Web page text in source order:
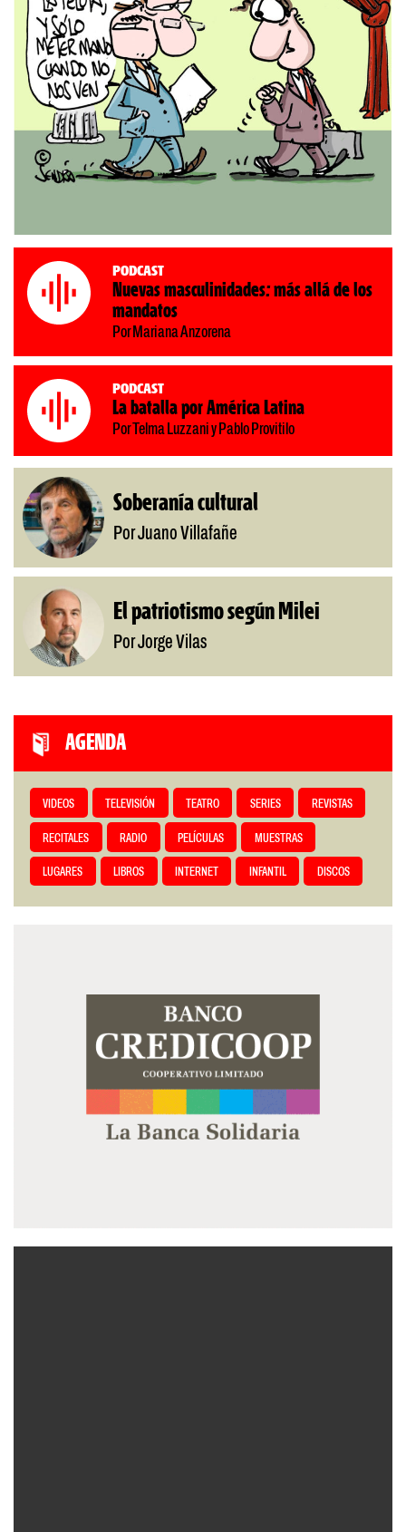
Podcast
Nuevas masculinidades: más allá de los
mandatos
Por Mariana Anzorena
Podcast
La batalla por América Latina
Por Telma Luzzani y Pablo Provitilo
Soberanía cultural
Por Juano Villafañe
El patriotismo según Milei
Por Jorge Vilas
AGENDA
VIDEOS TELEVISIÓN TEATRO SERIES REVISTAS
RECITALES RADIO PELÍCULAS MUESTRAS
LUGARES LIBROS INTERNET INFANTIL DISCOS